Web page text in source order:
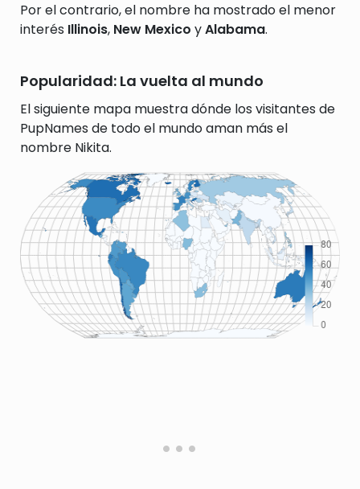
Por el contrario, el nombre ha mostrado el menor
interés Illinois, New Mexico yAlabama.
Popularidad: La vuelta al mundo
El siguiente mapa muestra dónde los visitantes de
PupNames de todo el mundo aman más el
nombre Nikita.